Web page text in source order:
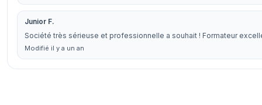
Junior F.
Société très sérieuse et professionnelle a souhait ! Formateur
Modifié il y a un an